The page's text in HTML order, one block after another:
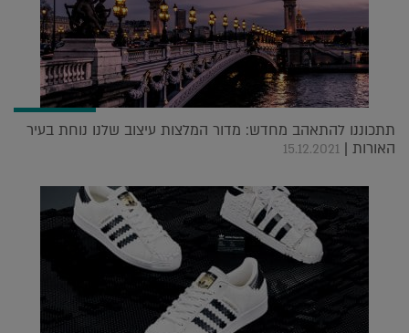
תתכוננו להתאהב מחדש: מדור המלצות עיצוב שלנו נוחת בעיר
האורות | 15.12.2021